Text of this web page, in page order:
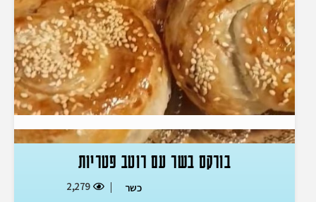
בורקס בשר עם רוטב פטריות
כשר 2,279